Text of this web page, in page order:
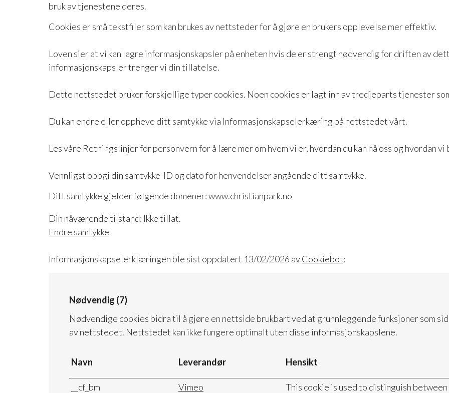
bruk av tjenestene deres.
Cookies er små tekstfiler som kan brukes av nettsteder for å gjøre en brukers opplevelse mer effektiv.
Loven sier at vi kan lagre informasjonskapsler på enheten hvis de er strengt nødvendig for driften av
informasjonskapsler trenger vi din tillatelse.
Dette nettstedet bruker forskjellige typer cookies. Noen cookies er lagt inn av tredjeparts tjenester
Du kan endre eller oppheve ditt samtykke via Informasjonskapselerkæring på nettstedet vårt.
Les våre Retningslinjer for personvern for å lære mer om hvem vi er, hvordan du kan nå oss og hvordan
Vennligst oppgi din samtykke-ID og dato for henvendelser angående ditt samtykke.
Ditt samtykke gjelder følgende domener: www.christianpark.no
Din nåværende tilstand: Ikke tillat.
Endre samtykke
Informasjonskapselerklæringen ble sist oppdatert 13/02/2026 avCookiebot:
Nødvendig (7)
Nødvendige cookies bidra til å gjøre en nettside brukbart ved at grunnleggende funksjoner som
av nettstedet. Nettstedet kan ikke fungere optimalt uten disse informasjonskapslene.
Navn Leverandør Hensikt
__cf_bm Vimeo
This cookie is used to distinguish between